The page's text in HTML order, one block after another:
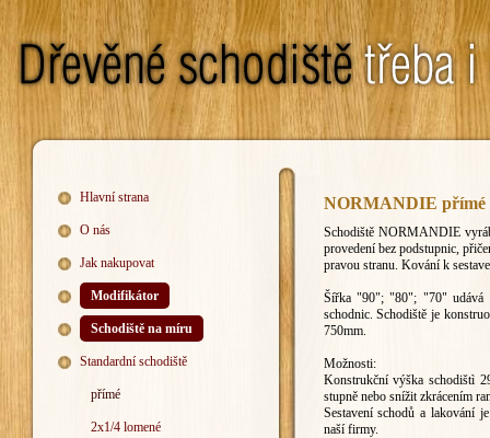
Hlavní strana
O nás
Jak nakupovat
Modifikátor
Schodiště na míru
Standardní schodiště
přímé
2x1/4 lomené
NORMANDIE přímé
Schodiště NORMANDIE
provedení bez podstupnic,
pravou stranu. Kování k
Šířka "90"; "80"; "70" udává
schodnic. Schodiště je
750mm.
Možnosti:
Konstrukční výška schodištì
stupně nebo snížit zkrácením
Sestavení schodů a lakování
naší firmy.